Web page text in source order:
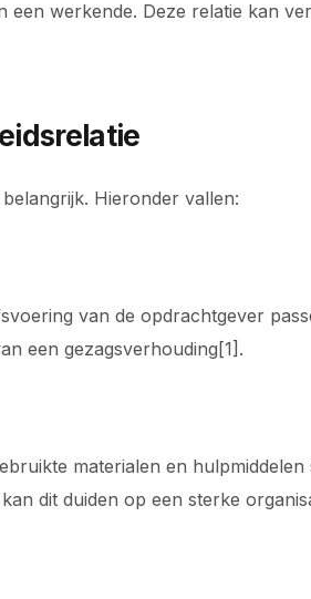
werkende. Deze relatie kan
Hieronder vallen:
van de opdrachtgever
een gezagsverhouding[1].
materialen en
dit duiden op een sterke